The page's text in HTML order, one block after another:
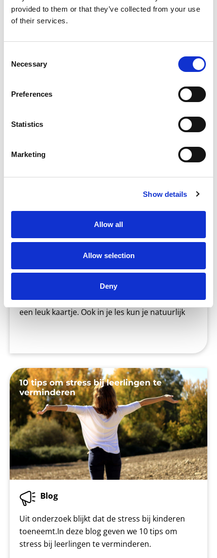
provided to them or that they’ve collected from your use
of their services.
Selection
Necessary
Preferences
Statistics
Marketing
Show details
Allow all
Allow selection
Deny
Blog
begeleiden bij het maken van huiswerk met onze
Het is weer bijna Valentijnsdag! Voor sommige
mensen een reden om hun (al dan niet geheime)
liefde te verrassen met een bos rode rozen of
een leuk kaartje. Ook in je les kun je natuurlijk
10 tips om stress bij leerlingen te
verminderen
Blog
Uit onderzoek blijkt dat de stress bij kinderen
toeneemt.In deze blog geven we 10 tips om
stress bij leerlingen te verminderen.